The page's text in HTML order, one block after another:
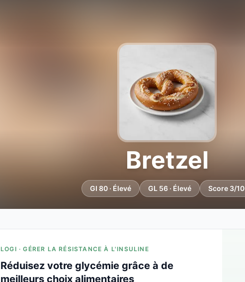
Bretzel
GI 80 · Élevé GL 56 · Élevé Score 3/10
LOGI · GÉRER LA RÉSISTANCE À L'INSULINE
Réduisez votre glycémie grâce à de
meilleurs choix alimentaires